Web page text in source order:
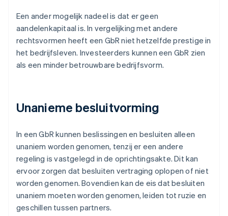
Een ander mogelijk nadeel is dat er geen
aandelenkapitaal is. In vergelijking met andere
rechtsvormen heeft een GbR niet hetzelfde prestige in
het bedrijfsleven. Investeerders kunnen een GbR zien
als een minder betrouwbare bedrijfsvorm.
Unanieme besluitvorming
In een GbR kunnen beslissingen en besluiten alleen
unaniem worden genomen, tenzij er een andere
regeling is vastgelegd in de oprichtingsakte. Dit kan
ervoor zorgen dat besluiten vertraging oplopen of niet
worden genomen. Bovendien kan de eis dat besluiten
unaniem moeten worden genomen, leiden tot ruzie en
geschillen tussen partners.